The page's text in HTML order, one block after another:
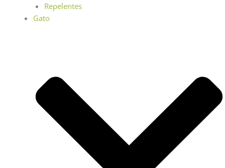
Repelentes
Gato